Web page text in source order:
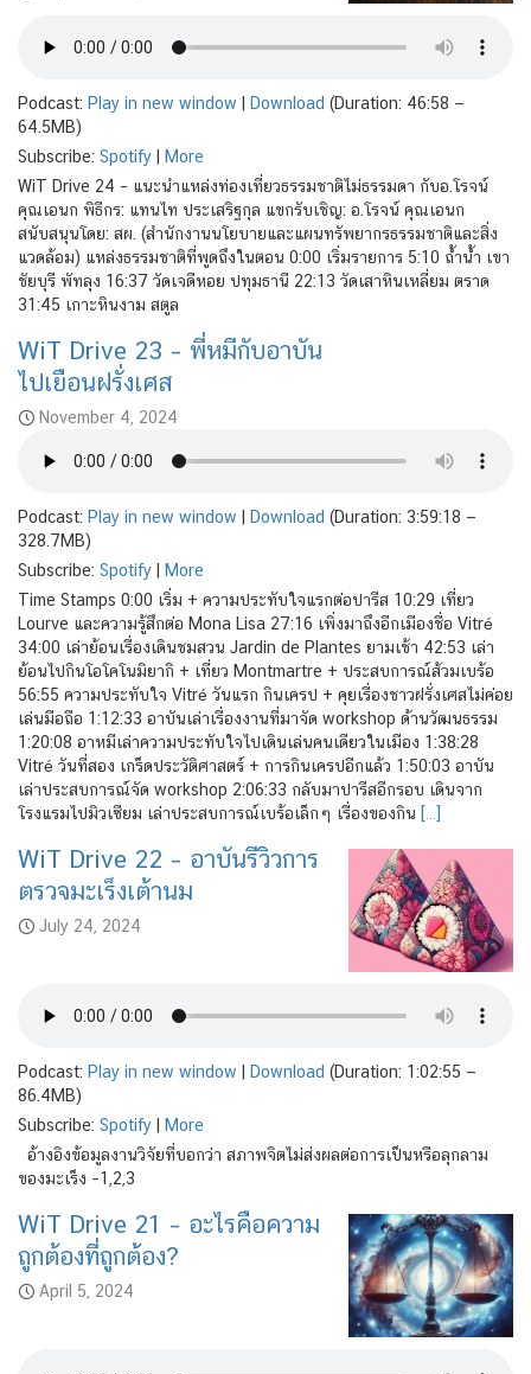
Podcast: Play in new window Download (Duration: 46:58 —
64.5MB)
Subscribe: Spotify
More
WiT Drive 24 – แนะนำแหล่งท่องเที่ยวธรรมชาติไม่ธรรมดา กับอ.โรจน์
คุณเอนก พิธีกร: แทนไท ประเสริฐกุล แขกรับเชิญ: อ.โรจน์ คุณเอนก
สนับสนุนโดย: สผ. (สำนักงานนโยบายและแผนทรัพยากรธรรมชาติและสิ่ง
แวดล้อม) แหล่งธรรมชาติที่พูดถึงในตอน 0:00 เริ่มรายการ 5:10 ถ้ำน้ำ เขา
ชัยบุรี พัทลุง 16:37 วัดเจดีหอย ปทุมธานี 22:13 วัดเสาหินเหลี่ยม ตราด
31:45 เกาะหินงาม สตูล
WiT Drive 23 – พี่หมีกับอาบัน
ไปเยือนฝรั่งเศส
November 4, 2024
Podcast: Play in new window Download (Duration: 3:59:18 —
328.7MB)
Subscribe: Spotify
More
Time Stamps 0:00 เริ่ม + ความประทับใจแรกต่อปารีส 10:29 เที่ยว
Lourve และความรู้สึกต่อ Mona Lisa 27:16 เพิ่งมาถึงอีกเมืองชื่อ Vitré
34:00 เล่าย้อนเรื่องเดินชมสวน Jardin de Plantes ยามเช้า 42:53 เล่า
ย้อนไปกินโอโคโนมิยากิ + เที่ยว Montmartre + ประสบการณ์ส้วมเบร้อ
56:55 ความประทับใจ Vitré วันแรก กินเครป + คุยเรื่องชาวฝรั่งเศสไม่ค่อย
เล่นมือถือ 1:12:33 อาบันเล่าเรื่องงานที่มาจัด workshop ด้านวัฒนธรรม
1:20:08 อาหมีเล่าความประทับใจไปเดินเล่นคนเดียวในเมือง 1:38:28
Vitré วันที่สอง เกร็ดประวัติศาสตร์ + การกินเครปอีกแล้ว 1:50:03 อาบัน
เล่าประสบการณ์จัด workshop 2:06:33 กลับมาปารีสอีกรอบ เดินจาก
โรงแรมไปมิวเซียม เล่าประสบการณ์เบร้อเล็กๆ เรื่องของกิน […]
WiT Drive 22 – อาบันรีวิวการ
ตรวจมะเร็งเต้านม
July 24, 2024
Podcast: Play in new window Download (Duration: 1:02:55 —
86.4MB)
Subscribe: Spotify
More
อ้างอิงข้อมูลงานวิจัยที่บอกว่า สภาพจิตไม่ส่งผลต่อการเป็นหรือลุกลาม
ของมะเร็ง –1,2,3
WiT Drive 21 – อะไรคือความ
ถูกต้องที่ถูกต้อง?
April 5, 2024